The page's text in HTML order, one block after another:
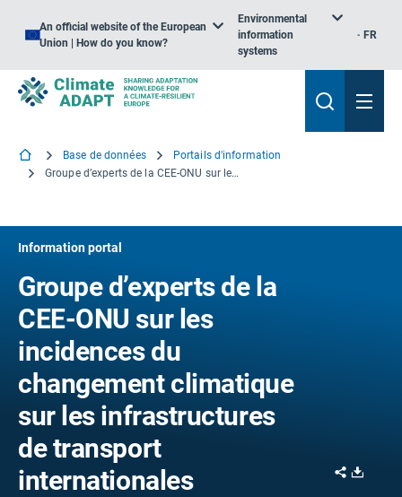
An official website of the European
Union | How do you know?
Environmental
information
systems
FR
Base de données
Portails d'information
Groupe d’experts de la CEE-ONU sur les incidences du changement climatique sur les infrastructures de transport internationales
Information portal
Groupe d’experts de la
CEE-ONU sur les
incidences du
changement climatique
sur les infrastructures
de transport
internationales
Share